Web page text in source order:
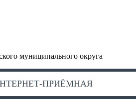
муниципального округа
ПРИЁМНАЯ